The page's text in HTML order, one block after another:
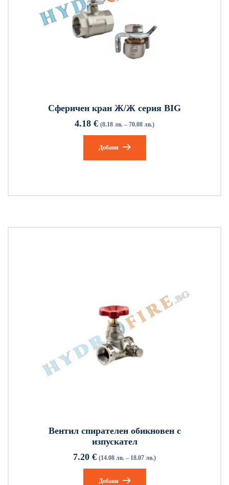
Сферичен кран Ж/Ж серия BIG
4.18 € (8.18 лв. – 70.08 лв.)
Добави
Вентил спирателен обикновен с
изпускател
7.20 € (14.08 лв. – 18.07 лв.)
Добави